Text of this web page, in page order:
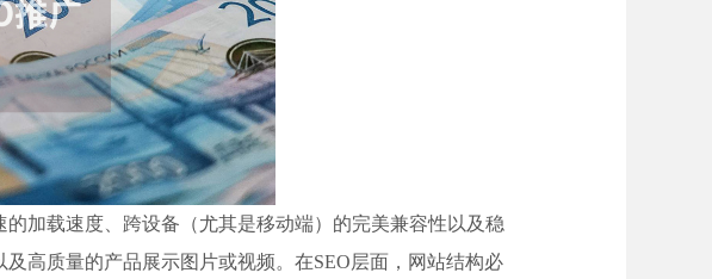
加载速度、跨设备（尤其是移动端）的完美兼容性以及稳
高质量的产品展示图片或视频。在SEO层面，网站结构必